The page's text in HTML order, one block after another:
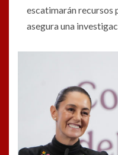
escatimarán recursos
asegura una